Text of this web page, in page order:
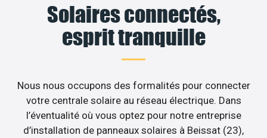
Solaires connectés,
esprit tranquille
Nous nous occupons des formalités pour connecter
votre centrale solaire au réseau électrique. Dans
l’éventualité où vous optez pour notre entreprise
d’installation de panneaux solaires à Beissat (23),